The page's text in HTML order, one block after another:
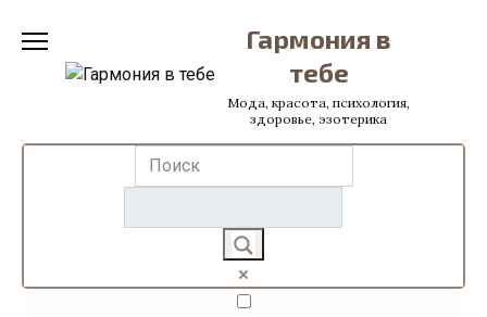
содержанию
Гармония в
тебе
Мода, красота, психология,
здоровье, эзотерика